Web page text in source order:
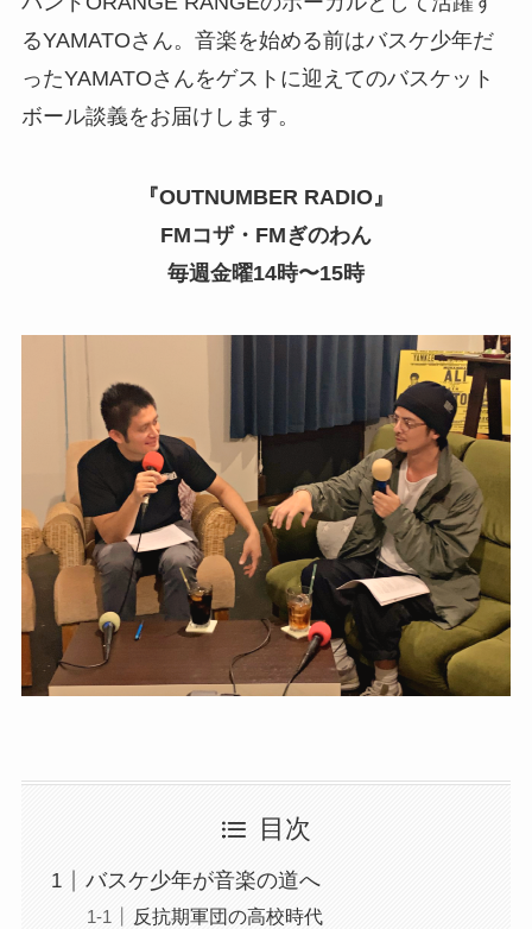
るYAMATOさん。音楽を始める前はバスケ少年だ
ったYAMATOさんをゲストに迎えてのバスケット
ボール談義をお届けします。
『OUTNUMBER RADIO』
FMコザ・FMぎのわん
毎週金曜14時〜15時
目次
バスケ少年が音楽の道へ
反抗期軍団の高校時代